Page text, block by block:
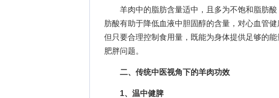
羊肉中的脂肪含量适中，且多为不饱和脂肪酸
肪酸有助于降低血液中胆固醇的含量，对心血管
但只要合理控制食用量，既能为身体提供足够的
肥胖问题。
二、传统中医视角下的羊肉功效
1、温中健脾